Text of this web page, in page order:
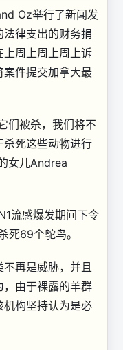
Oz举行了新闻发
律支出的财务捐
周上周上周上诉
件提交加拿大最
们被杀，我们将不
杀死这些动物进行
女儿Andrea
流感爆发期间下令
死69个鸵鸟。
再是威胁，并且
由于裸露的羊群
机构坚持认为是必